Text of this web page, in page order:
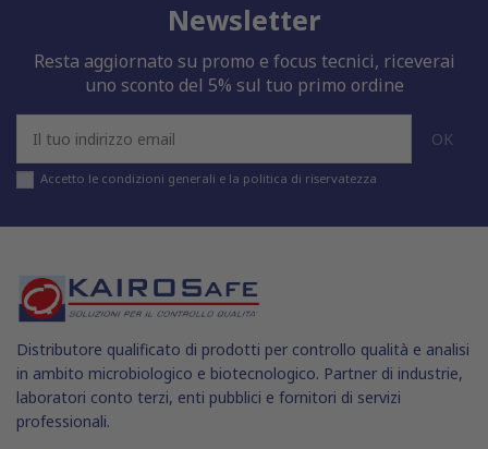
Newsletter
Resta aggiornato su promo e focus tecnici, riceverai
uno sconto del 5% sul tuo primo ordine
Accetto le condizioni generali e la politica di riservatezza
Distributore qualificato di prodotti per controllo qualità e analisi
in ambito microbiologico e biotecnologico. Partner di industrie,
laboratori conto terzi, enti pubblici e fornitori di servizi
professionali.